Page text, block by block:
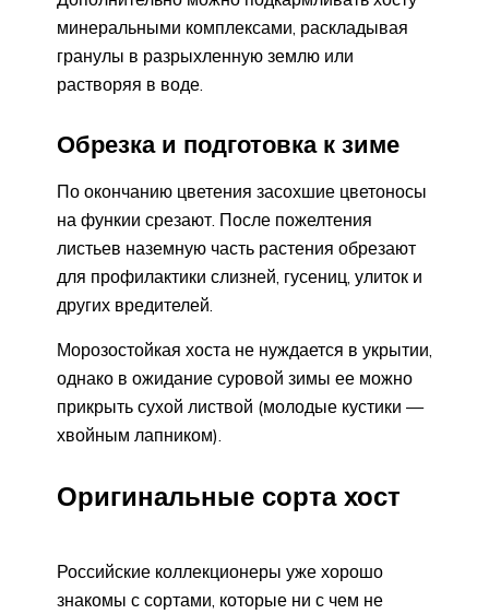
минеральными комплексами, раскладывая
гранулы в разрыхленную землю или
растворяя в воде.
Обрезка и подготовка к зиме
По окончанию цветения засохшие цветоносы
на функии срезают. После пожелтения
листьев наземную часть растения обрезают
для профилактики слизней, гусениц, улиток и
других вредителей.
Морозостойкая хоста не нуждается в укрытии,
однако в ожидание суровой зимы ее можно
прикрыть сухой листвой (молодые кустики —
хвойным лапником).
Оригинальные сорта хост
Российские коллекционеры уже хорошо
знакомы с сортами, которые ни с чем не